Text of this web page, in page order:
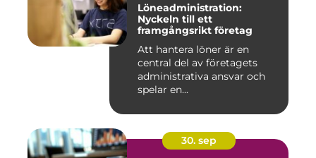
Löneadministration:
Nyckeln till ett
framgångsrikt företag
Att hantera löner är en
central del av företagets
administrativa ansvar och
spelar en...
30. sep